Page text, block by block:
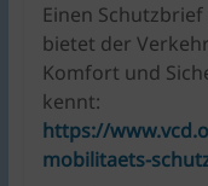
Einen
bietet der
Komfort und
kennt:
https://
mobilitaets-